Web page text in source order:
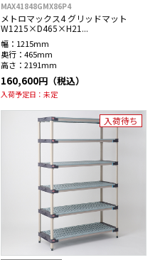
MAX41848GMX86P4
メトロマックス4 グリッドマット
W1215×D465×H21...
幅： 1215mm
奥行： 465mm
高さ： 2191mm
160,600円（税込）
入荷予定日： 未定
入荷待ち